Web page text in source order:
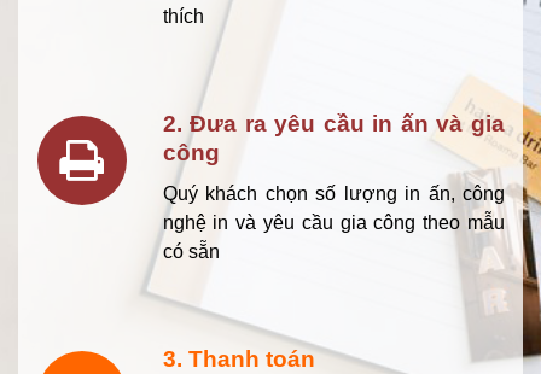
thích
2. Đưa ra yêu cầu in ấn và gia
công
Quý khách chọn số lượng in ấn, công
nghệ in và yêu cầu gia công theo mẫu
có sẵn
3. Thanh toán